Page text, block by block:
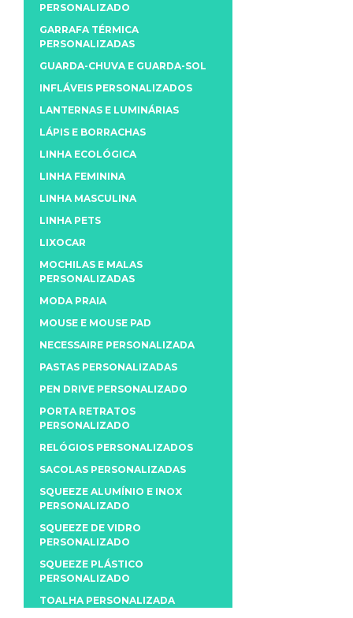
PERSONALIZADO
GARRAFA TÉRMICA
PERSONALIZADAS
GUARDA-CHUVA E GUARDA-SOL
INFLÁVEIS PERSONALIZADOS
LANTERNAS E LUMINÁRIAS
LÁPIS E BORRACHAS
LINHA ECOLÓGICA
LINHA FEMININA
LINHA MASCULINA
LINHA PETS
LIXOCAR
MOCHILAS E MALAS
PERSONALIZADAS
MODA PRAIA
MOUSE E MOUSE PAD
NECESSAIRE PERSONALIZADA
PASTAS PERSONALIZADAS
PEN DRIVE PERSONALIZADO
PORTA RETRATOS
PERSONALIZADO
RELÓGIOS PERSONALIZADOS
SACOLAS PERSONALIZADAS
SQUEEZE ALUMÍNIO E INOX
PERSONALIZADO
SQUEEZE DE VIDRO
PERSONALIZADO
SQUEEZE PLÁSTICO
PERSONALIZADO
TOALHA PERSONALIZADA